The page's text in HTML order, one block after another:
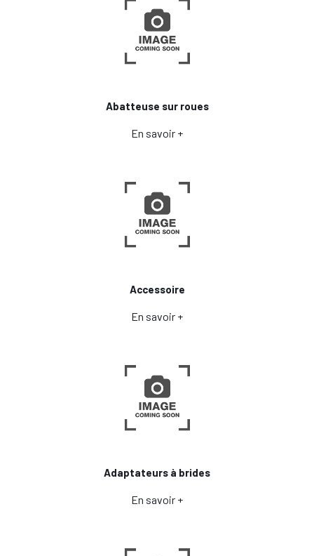
Abatteuse sur roues
En savoir +
Accessoire
En savoir +
Adaptateurs à brides
En savoir +